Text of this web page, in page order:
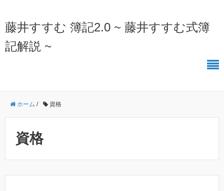
藤井すすむ 簿記2.0 ~ 藤井すすむ式簿
記解説 ~
ホーム / 資格
資格